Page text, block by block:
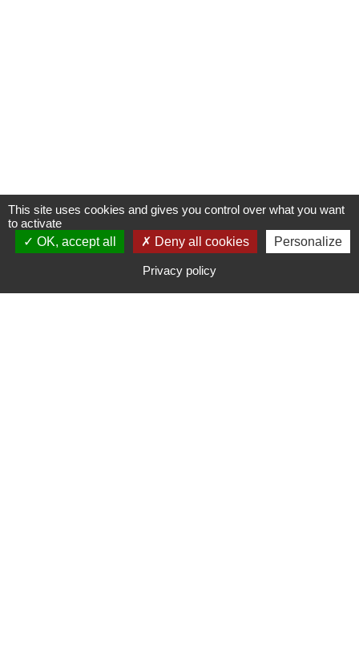
S'INSCRIRE À UNE FORMATION
This site uses cookies and gives you control over what you want
to activate
OK, accept all
Deny all cookies Personalize
Privacy policy